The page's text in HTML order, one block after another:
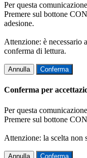
Per questa
Premere sul bottone
adesione.
Attenzione: è necessario
conferma di lettura.
Annulla Conferma
Conferma per
Per questa
Premere sul bottone
Attenzione: la scelta non
Annulla Conferma